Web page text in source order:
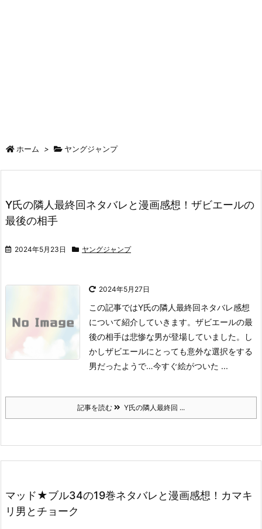
ホーム > ヤングジャンプ
Y氏の隣人最終回ネタバレと漫画感想！ザビエールの
最後の相手
2024年5月23日 ヤングジャンプ
2024年5月27日
この記事ではY氏の隣人最終回ネタバレ感想
について紹介していきます。 ザビエールの最
後の相手は悲惨な男が登場していました。
し
かしザビエールにとっても意外な選択をする
男だったようで…今すぐ絵がついた ...
記事を読む Y氏の隣人最終回 ...
マッド★ブル34の19巻ネタバレと漫画感想！カマキ
リ男とチョーク